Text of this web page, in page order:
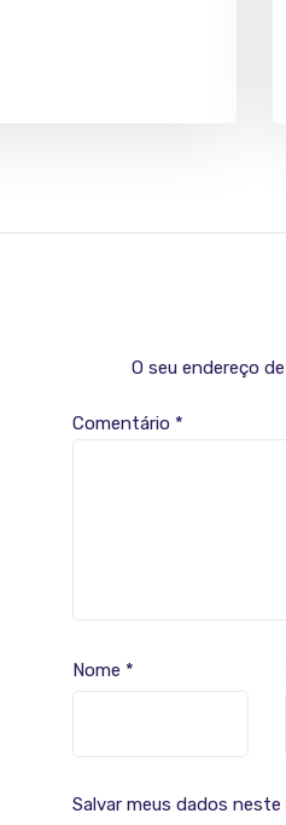
O seu endereço
Comentário *
Nome *
Salvar meus dados